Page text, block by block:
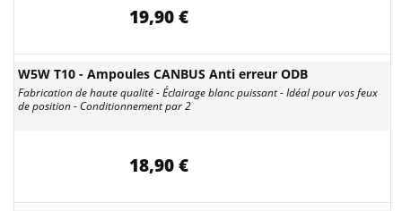
19,90 €
W5W T10 - Ampoules CANBUS Anti erreur ODB
Fabrication de haute qualité - Éclairage blanc puissant - Idéal pour vos feux
de position - Conditionnement par 2
18,90 €